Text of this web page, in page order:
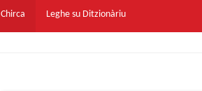
Chirca Leghe su Ditzionàriu